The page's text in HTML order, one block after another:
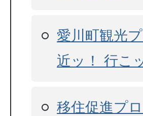
愛川町観光
近ッ！ 行こ
移住促進プ